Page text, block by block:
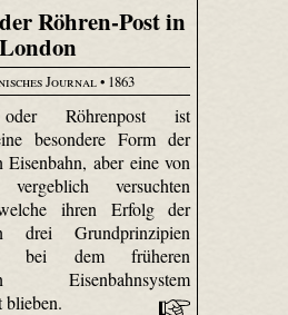
Röhren-Post in
London
Journal• 1863
Röhrenpost ist
besondere Form der
Eisenbahn, aber eine von
versuchten
ihren Erfolg der
drei Grundprinzipien
bei dem früheren
Eisenbahnsystem
blieben.